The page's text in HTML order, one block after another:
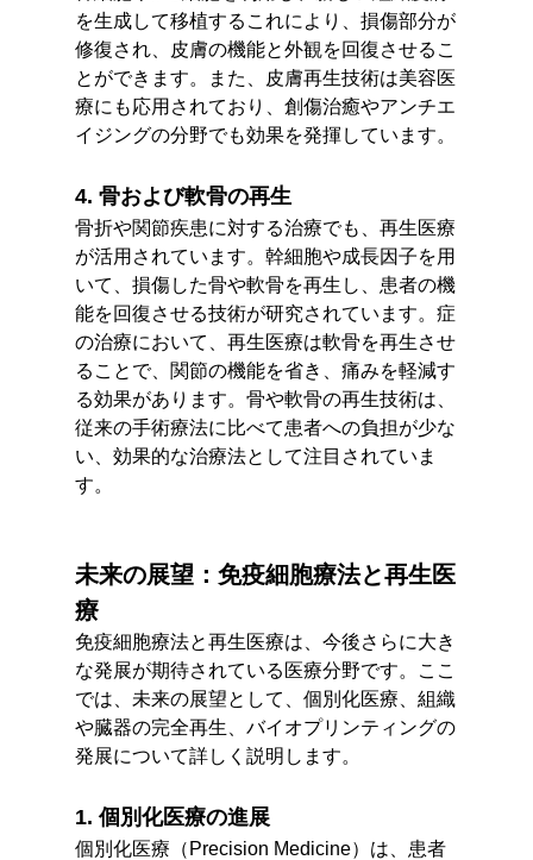
を生成して移植するこれにより、損傷部分が
修復され、皮膚の機能と外観を回復させるこ
とができます。また、皮膚再生技術は美容医
療にも応用されており、創傷治癒やアンチエ
イジングの分野でも効果を発揮しています。
4. 骨および軟骨の再生
骨折や関節疾患に対する治療でも、再生医療
が活用されています。幹細胞や成長因子を用
いて、損傷した骨や軟骨を再生し、患者の機
能を回復させる技術が研究されています。症
の治療において、再生医療は軟骨を再生させ
ることで、関節の機能を省き、痛みを軽減す
る効果があります。骨や軟骨の再生技術は、
従来の手術療法に比べて患者への負担が少な
い、効果的な治療法として注目されていま
す。
未来の展望：免疫細胞療法と再生医
療
免疫細胞療法と再生医療は、今後さらに大き
な発展が期待されている医療分野です。ここ
では、未来の展望として、個別化医療、組織
や臓器の完全再生、バイオプリンティングの
発展について詳しく説明します。
1. 個別化医療の進展
個別化医療（Precision Medicine）は、患者